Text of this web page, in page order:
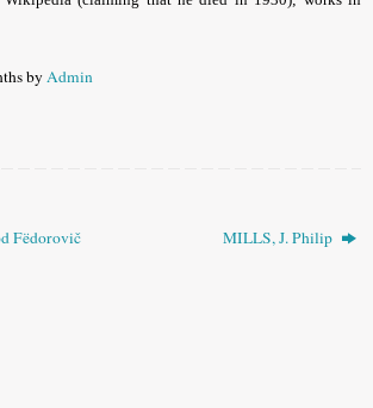
byAdmin
Fëdorovič MILLS, J. Philip